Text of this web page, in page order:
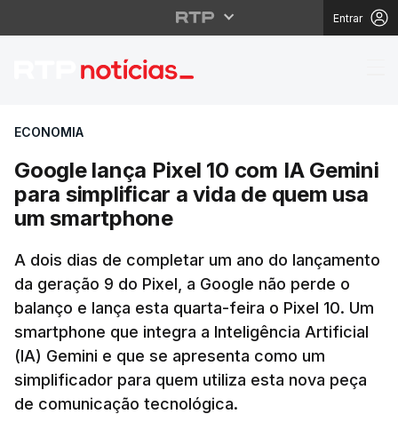
Entrar
Google lança Pixel 10
ECONOMIA
Google lança Pixel 10 com IA Gemini
para simplificar a vida de quem usa
um smartphone
A dois dias de completar um ano do lançamento
da geração 9 do Pixel, a Google não perde o
balanço e lança esta quarta-feira o Pixel 10. Um
smartphone que integra a Inteligência Artificial
(IA) Gemini e que se apresenta como um
simplificador para quem utiliza esta nova peça
de comunicação tecnológica.